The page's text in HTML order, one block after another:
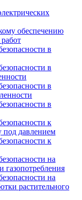
обеспечению
в
в
в
в
к
давлением
к
на
газопотребления
на
растительного